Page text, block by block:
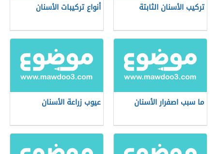
تركيب الأسنان الثابتة أنواع تركيبات الأسنان
ما سبب اصفرار الأسنان عيوب زراعة الأسنان